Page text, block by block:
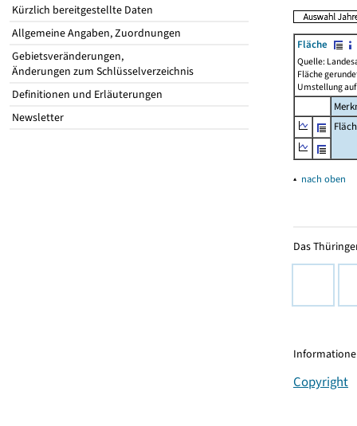
Kürzlich bereitgestellte Daten
Allgemeine Angaben, Zuordnungen
Gebietsveränderungen,
Änderungen zum Schlüsselverzeichnis
Definitionen und Erläuterungen
Newsletter
Fläche
Quelle:
Fläche
Umstellung
▴ nach oben
Das
Copyright